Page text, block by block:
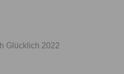
Glücklich 2022